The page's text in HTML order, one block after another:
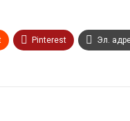
Pinterest Эл.